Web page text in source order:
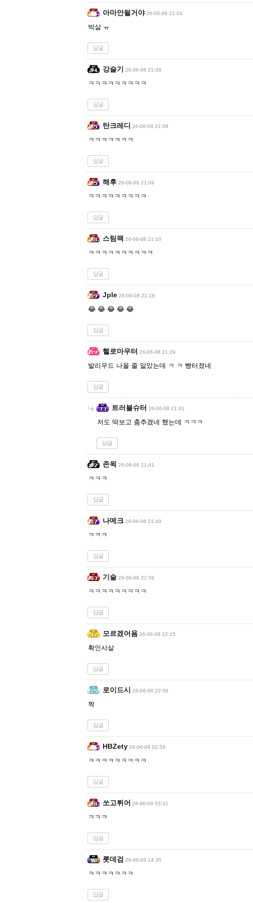
아마안될거야 26-06-08 21:04
박살 ㅠ
답글
강슬기 26-06-08 21:08
ㅋㅋㅋㅋㅋㅋㅋㅋㅋ
답글
탄크레디 26-06-08 21:08
ㅋㅋㅋㅋㅋㅋㅋ
답글
해후 26-06-08 21:09
ㅋㅋㅋㅋㅋㅋㅋㅋㅋ
답글
스팀팩 26-06-08 21:10
ㅋㅋㅋㅋㅋㅋㅋㅋㅋㅋ
답글
Jple 26-06-08 21:16
😂 😂 😂 😂 😂
답글
헬로마우터 26-06-08 21:29
발리우드 나올 줄 알았는데 ㅋ ㅋ 빵터졌네
답글
트러블슈터 26-06-08 21:41
저도 딱보고 춤추겠네 했는데 ㅋㅋㅋ
답글
존윅 26-06-08 21:41
ㅋㅋㅋ
답글
나메크 26-06-08 21:49
ㅋㅋㅋ
답글
기술 26-06-08 21:59
ㅋㅋㅋㅋㅋㅋㅋㅋㅋ
답글
모르겠어욤 26-06-08 22:15
확인사살
답글
로이드시 26-06-08 22:56
짝
답글
HBZety 26-06-09 02:59
ㅋㅋㅋㅋㅋㅋㅋㅋㅋ
답글
쏘고튀어 26-06-09 03:31
ㅋㅋㅋ
답글
롯데검 26-06-09 14:35
ㅋㅋㅋㅋㅋㅋㅋ
답글